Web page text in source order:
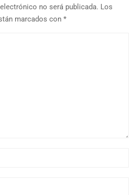
no será publicada. Los
marcados con *